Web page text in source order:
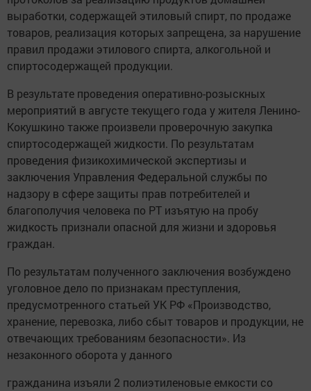
выработки, содержащей этиловый спирт, по продаже
товаров, реализация которых запрещена, за нарушение
правил продажи этилового спирта, алкогольной и
спиртосодержащей продукции.
В результате проведения оперативно-розыскных
мероприятий в августе текущего года у жителя Ленино-
Кокушкино также произвели проверочную закупка
спиртосодержащей жидкости. По результатам
проведения физикохимической экспертизы и
заключения Управления Федеральной службы по
надзору в сфере защиты прав потребителей и
благополучия человека по РТ изъятую на пробу
жидкость признали опасной для жизни и здоровья
граждан.
По результатам полученного заключения возбуждено
уголовное дело по признакам преступления,
предусмотренного статьей УК РФ «Производство,
хранение, перевозка, либо сбыт товаров и продукции, не
отвечающих требованиям безопасности». Из
незаконного оборота у данного
гражданина изъяли 2 полиэтиленовые емкости со